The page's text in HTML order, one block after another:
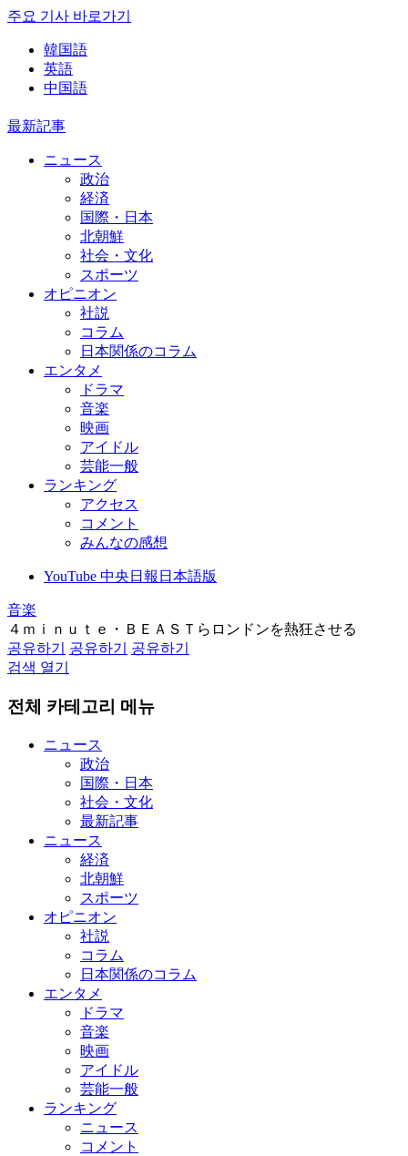
주요 기사 바로가기
韓国語
英語
中国語
最新記事
ニュース
政治
経済
国際・日本
北朝鮮
社会・文化
スポーツ
オピニオン
社説
コラム
日本関係のコラム
エンタメ
ドラマ
音楽
映画
アイドル
芸能一般
ランキング
アクセス
コメント
みんなの感想
YouTube 中央日報日本語版
音楽
４ｍｉｎｕｔｅ・ＢＥＡＳＴらロンドンを熱狂させる
공유하기
공유하기
공유하기
검색 열기
전체 카테고리 메뉴
ニュース
政治
国際・日本
社会・文化
最新記事
ニュース
経済
北朝鮮
スポーツ
オピニオン
社説
コラム
日本関係のコラム
エンタメ
ドラマ
音楽
映画
アイドル
芸能一般
ランキング
ニュース
コメント